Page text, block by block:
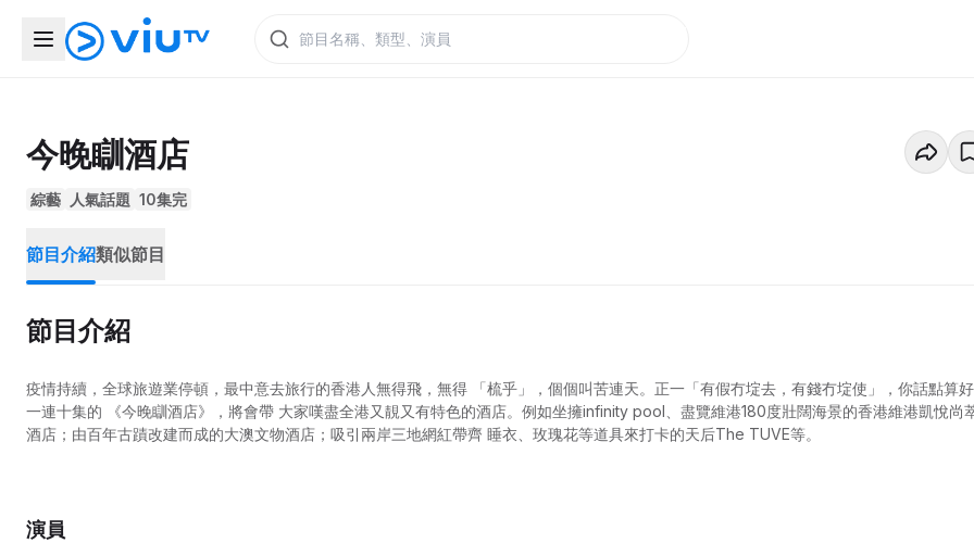
今晚瞓酒店
綜藝 人氣話題 10集完
節目介紹類似節目
節目介紹
疫情持續，全球旅遊業停頓，最中意去旅行的香港人無得飛，無得 「梳乎」，個個叫苦連天。正一「有假冇埞去，有錢冇埞使」，你話點算好?
一連十集的 《今晚瞓酒店》，將會帶 大家嘆盡全港又靚又有特色的酒店。例如坐擁infinity pool、盡覽維港180度壯闊海景的香港維港凱悅尚萃
酒店；由百年古蹟改建而成的大澳文物酒店；吸引兩岸三地網紅帶齊 睡衣、玫瑰花等道具來打卡的天后The TUVE等。
演員